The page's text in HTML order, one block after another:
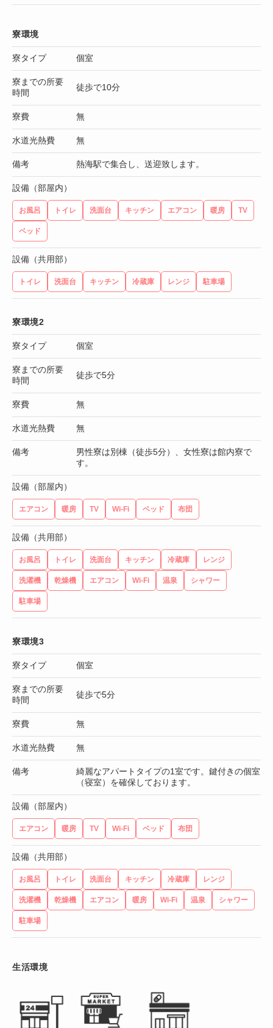
寮環境
寮タイプ 個室
寮までの所要
時間
徒歩で10分
寮費 無
水道光熱費 無
備考 熱海駅で集合し、送迎致します。
設備（部屋内）
お風呂 トイレ 洗面台 キッチン エアコン 暖房 TV
ベッド
設備（共用部）
トイレ 洗面台 キッチン 冷蔵庫 レンジ 駐車場
寮環境2
寮タイプ 個室
寮までの所要
時間
徒歩で5分
寮費 無
水道光熱費 無
備考
男性寮は別棟（徒歩5分）、女性寮は館内寮で
す。
設備（部屋内）
エアコン 暖房 TV Wi-Fi ベッド 布団
設備（共用部）
お風呂 トイレ 洗面台 キッチン 冷蔵庫 レンジ
洗濯機 乾燥機 エアコン Wi-Fi 温泉 シャワー
駐車場
寮環境3
寮タイプ 個室
寮までの所要
時間
徒歩で5分
寮費 無
水道光熱費 無
備考
綺麗なアパートタイプの1室です。鍵付きの個室
（寝室）を確保しております。
設備（部屋内）
エアコン 暖房 TV Wi-Fi ベッド 布団
設備（共用部）
お風呂 トイレ 洗面台 キッチン 冷蔵庫 レンジ
洗濯機 乾燥機 エアコン 暖房 Wi-Fi 温泉 シャワー
駐車場
生活環境